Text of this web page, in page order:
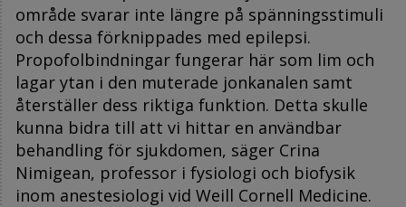
område svarar inte längre på spänningsstimuli
och dessa förknippades med epilepsi.
Propofolbindningar fungerar här som lim och
lagar ytan i den muterade jonkanalen samt
återställer dess riktiga funktion. Detta skulle
kunna bidra till att vi hittar en användbar
behandling för sjukdomen, säger Crina
Nimigean, professor i fysiologi och biofysik
inom anestesiologi vid Weill Cornell Medicine.